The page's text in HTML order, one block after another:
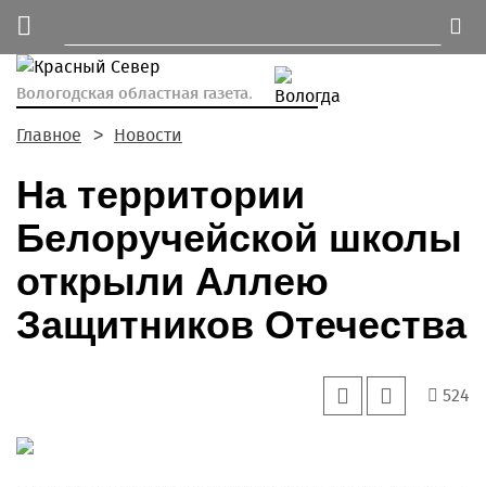
Вологодская областная газета.
Главное Новости
На территории
Белоручейской школы
открыли Аллею
Защитников Отечества
524